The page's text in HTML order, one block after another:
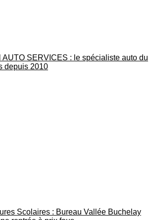
AUTO SERVICES : le spécialiste auto du
depuis 2010
Scolaires : Bureau Vallée Buchelay